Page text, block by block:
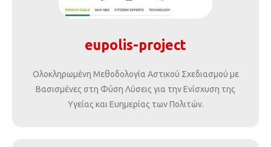
eupolis-project
Ολοκληρωμένη Μεθοδολογία Αστικού Σχεδιασμού με
Βασισμένες στη Φύση Λύσεις για την Ενίσχυση της
Υγείας και Ευημερίας των Πολιτών.